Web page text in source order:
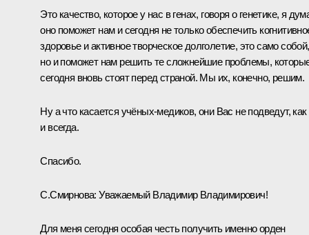
Это качество, которое у нас в генах, говоря о генетике, я
оно поможет нам и сегодня не только обеспечить
здоровье и активное творческое долголетие, это само собой,
но и поможет нам решить те сложнейшие проблемы,
сегодня вновь стоят перед страной. Мы их, конечно, решим.
Ну а что касается учёных-медиков, они Вас не подведут, как
и всегда.
Спасибо.
С.Смирнова: Уважаемый Владимир Владимирович!
Для меня сегодня особая честь получить именно орден